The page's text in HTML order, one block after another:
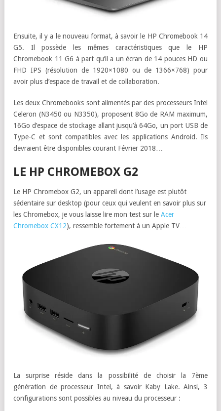
Ensuite, il y a le nouveau format, à savoir le HP Chromebook 14
G5. Il possède les mêmes caractéristiques que le HP
Chromebook 11 G6 à part qu’il a un écran de 14 pouces HD ou
FHD IPS (résolution de 1920×1080 ou de 1366×768) pour
avoir plus d’espace de travail et de collaboration.
Les deux Chromebooks sont alimentés par des processeurs Intel
Celeron (N3450 ou N3350), proposent 8Go de RAM maximum,
16Go d’espace de stockage allant jusqu’à 64Go, un port USB de
Type-C et sont compatibles avec les applications Android. Ils
devraient être disponibles courant Février 2018…
LE HP CHROMEBOX G2
Le HP Chromebox G2, un appareil dont l’usage est plutôt
sédentaire sur desktop (pour ceux qui veulent en savoir plus sur
les Chromebox, je vous laisse lire mon test sur le Acer
Chromebox CX12), ressemble fortement à un Apple TV…
La surprise réside dans la possibilité de choisir la 7ème
génération de processeur Intel, à savoir Kaby Lake. Ainsi, 3
configurations sont possibles au niveau du processeur :